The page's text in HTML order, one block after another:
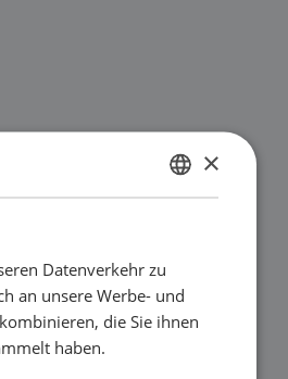
NIEDERLÄNDISCH
GERMAN
×
Datenverkehr zu
an unsere Werbe- und
die Sie ihnen
haben.